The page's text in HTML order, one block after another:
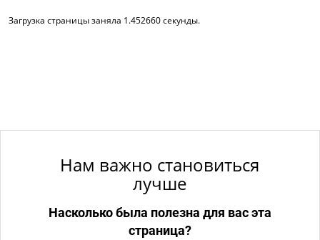
Загрузка страницы заняла 1.452660 секунды.
Нам важно становиться
лучше
Насколько была полезна для вас эта
страница?